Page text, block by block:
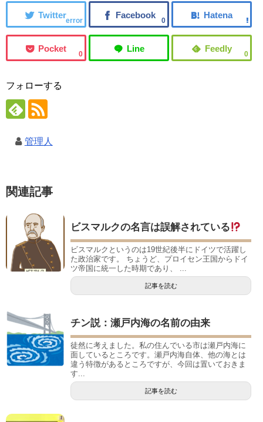
error 0
0 0
フォローする
管理人
関連記事
ビスマルクの名言は誤解されている
ビスマルクというのは19世紀後半にドイツで活躍し
た政治家です。 ちょうど、プロイセン王国からドイ
ツ帝国に統一した時期であり、 ...
記事を読む
チン説：瀬戸内海の名前の由来
徒然に考えました。私の住んでいる市は瀬戸内海に
面しているところです。瀬戸内海自体、他の海とは
違う特徴があるところですが、今回は置いておきま
す...
記事を読む